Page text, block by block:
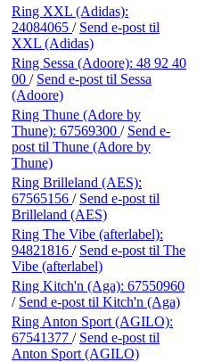
Ring XXL (Adidas):
24084065 / Send e-post til
XXL (Adidas)
Ring Sessa (Adoore): 48 92 40
00 / Send e-post til Sessa
(Adoore)
Ring Thune (Adore by
Thune): 67569300 / Send e-
post til Thune (Adore by
Thune)
Ring Brilleland (AES):
67565156 / Send e-post til
Brilleland (AES)
Ring The Vibe (afterlabel):
94821816 / Send e-post til The
Vibe (afterlabel)
Ring Kitch'n (Aga): 67550960
/ Send e-post til Kitch'n (Aga)
Ring Anton Sport (AGILO):
67541377 / Send e-post til
Anton Sport (AGILO)